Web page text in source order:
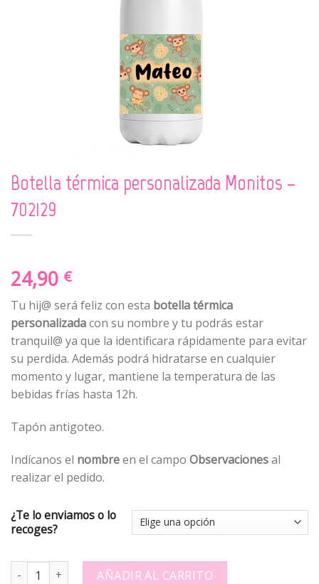
Botella térmica personalizada Monitos –
702129
24,90 €
Tu hij@ será feliz con esta botella térmica
personalizadacon su nombre y tu podrás estar
tranquil@ ya que la identificara rápidamente para evitar
su perdida. Además podrá hidratarse en cualquier
momento y lugar, mantiene la temperatura de las
bebidas frías hasta 12h.
Tapón antigoteo.
Indícanos el nombreen el campo Observacionesal
realizar el pedido.
¿Te lo enviamos o lo
recoges?
Botella térmica personalizada Monitos - 702129 quantity
AÑADIR AL CARRITO